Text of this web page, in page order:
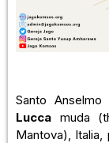
Santo
Lucca muda
Mantova), Italia,